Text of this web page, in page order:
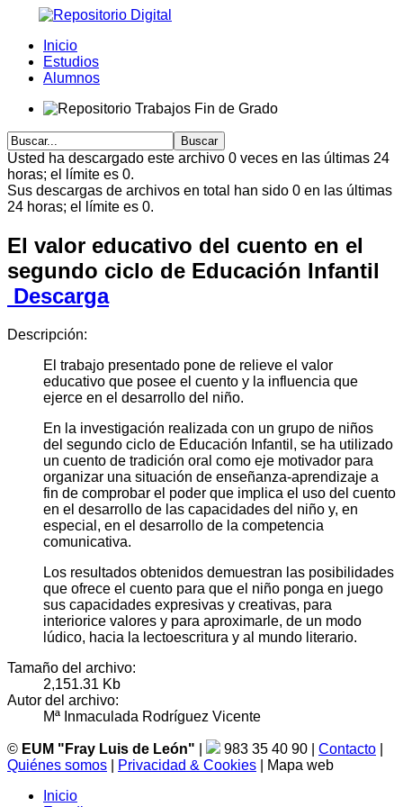
Inicio
Estudios
Alumnos
Usted ha descargado este archivo 0 veces en las últimas 24
horas; el límite es 0.
Sus descargas de archivos en total han sido 0 en las últimas
24 horas; el límite es 0.
El valor educativo del cuento en el
segundo ciclo de Educación Infantil
Descarga
Descripción:
El trabajo presentado pone de relieve el valor
educativo que posee el cuento y la influencia que
ejerce en el desarrollo del niño.
En la investigación realizada con un grupo de niños
del segundo ciclo de Educación Infantil, se ha utilizado
un cuento de tradición oral como eje motivador para
organizar una situación de enseñanza-aprendizaje a
fin de comprobar el poder que implica el uso del cuento
en el desarrollo de las capacidades del niño y, en
especial, en el desarrollo de la competencia
comunicativa.
Los resultados obtenidos demuestran las posibilidades
que ofrece el cuento para que el niño ponga en juego
sus capacidades expresivas y creativas, para
interiorice valores y para aproximarle, de un modo
lúdico, hacia la lectoescritura y al mundo literario.
Tamaño del archivo:
2,151.31 Kb
Autor del archivo:
Mª Inmaculada Rodríguez Vicente
© EUM "Fray Luis de León" 983 35 40 90 | Contacto
Quiénes somos
Privacidad & Cookies | Mapa web
Inicio